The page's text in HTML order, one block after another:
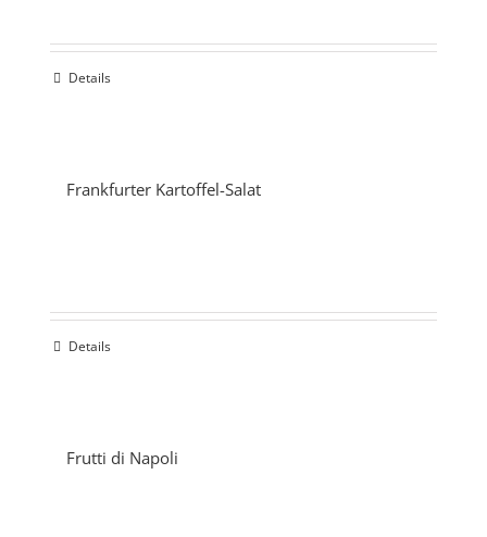
Details
Frankfurter Kartoffel-Salat
Details
Frutti di Napoli